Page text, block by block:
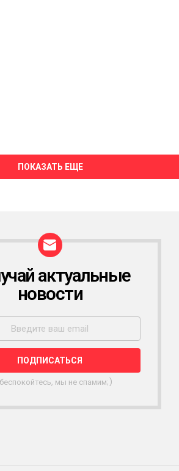
ПОКАЗАТЬ ЕЩЕ
актуальные
новости
мы не спамим;)